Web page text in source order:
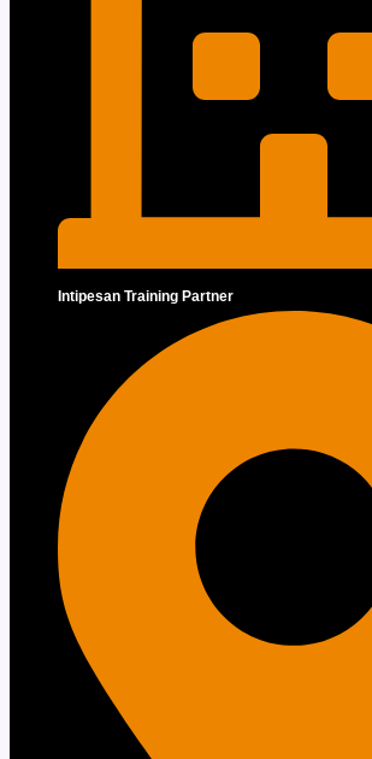
Intipesan Training Partner